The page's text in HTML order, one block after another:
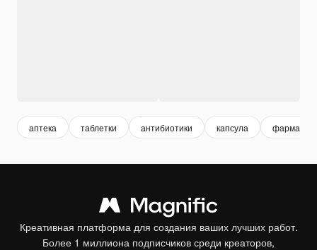
аптека таблетки антибиотики капсула
Креативная платформа для создания ваших лучших работ.
Более 1 миллиона подписчиков среди креаторов,